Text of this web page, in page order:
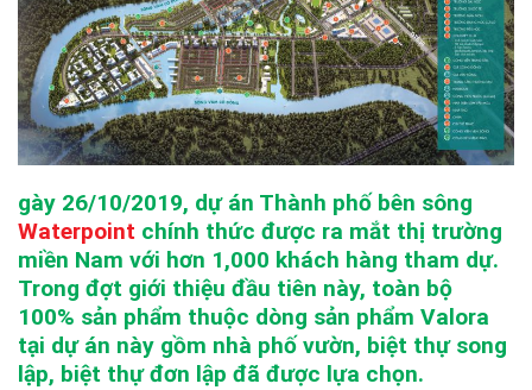
gày 26/10/2019, dự án Thành phố bên sông
Waterpoint chính thức được ra mắt thị trường
miền Nam với hơn 1,000 khách hàng tham dự.
Trong đợt giới thiệu đầu tiên này, toàn bộ
100% sản phẩm thuộc dòng sản phẩm Valora
tại dự án này gồm nhà phố vườn, biệt thự song
lập, biệt thự đơn lập đã được lựa chọn.